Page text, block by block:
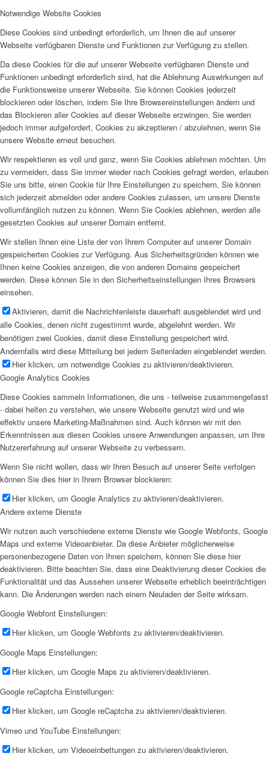
Notwendige Website Cookies
Diese Cookies sind unbedingt erforderlich, um Ihnen die auf unserer
Webseite verfügbaren Dienste und Funktionen zur Verfügung zu stellen.
Da diese Cookies für die auf unserer Webseite verfügbaren Dienste und
Funktionen unbedingt erforderlich sind, hat die Ablehnung Auswirkungen auf
die Funktionsweise unserer Webseite. Sie können Cookies jederzeit
blockieren oder löschen, indem Sie Ihre Browsereinstellungen ändern und
das Blockieren aller Cookies auf dieser Webseite erzwingen. Sie werden
jedoch immer aufgefordert, Cookies zu akzeptieren / abzulehnen, wenn Sie
unsere Website erneut besuchen.
Wir respektieren es voll und ganz, wenn Sie Cookies ablehnen möchten. Um
zu vermeiden, dass Sie immer wieder nach Cookies gefragt werden, erlauben
Sie uns bitte, einen Cookie für Ihre Einstellungen zu speichern. Sie können
sich jederzeit abmelden oder andere Cookies zulassen, um unsere Dienste
vollumfänglich nutzen zu können. Wenn Sie Cookies ablehnen, werden alle
gesetzten Cookies auf unserer Domain entfernt.
Wir stellen Ihnen eine Liste der von Ihrem Computer auf unserer Domain
gespeicherten Cookies zur Verfügung. Aus Sicherheitsgründen können wie
Ihnen keine Cookies anzeigen, die von anderen Domains gespeichert
werden. Diese können Sie in den Sicherheitseinstellungen Ihres Browsers
einsehen.
Aktivieren, damit die Nachrichtenleiste dauerhaft ausgeblendet wird und
alle Cookies, denen nicht zugestimmt wurde, abgelehnt werden. Wir
benötigen zwei Cookies, damit diese Einstellung gespeichert wird.
Andernfalls wird diese Mitteilung bei jedem Seitenladen eingeblendet werden.
Hier klicken, um notwendige Cookies zu aktivieren/deaktivieren.
Google Analytics Cookies
Diese Cookies sammeln Informationen, die uns - teilweise zusammengefasst
- dabei helfen zu verstehen, wie unsere Webseite genutzt wird und wie
effektiv unsere Marketing-Maßnahmen sind. Auch können wir mit den
Erkenntnissen aus diesen Cookies unsere Anwendungen anpassen, um Ihre
Nutzererfahrung auf unserer Webseite zu verbessern.
Wenn Sie nicht wollen, dass wir Ihren Besuch auf unserer Seite verfolgen
können Sie dies hier in Ihrem Browser blockieren:
Hier klicken, um Google Analytics zu aktivieren/deaktivieren.
Andere externe Dienste
Wir nutzen auch verschiedene externe Dienste wie Google Webfonts, Google
Maps und externe Videoanbieter. Da diese Anbieter möglicherweise
personenbezogene Daten von Ihnen speichern, können Sie diese hier
deaktivieren. Bitte beachten Sie, dass eine Deaktivierung dieser Cookies die
Funktionalität und das Aussehen unserer Webseite erheblich beeinträchtigen
kann. Die Änderungen werden nach einem Neuladen der Seite wirksam.
Google Webfont Einstellungen:
Hier klicken, um Google Webfonts zu aktivieren/deaktivieren.
Google Maps Einstellungen:
Hier klicken, um Google Maps zu aktivieren/deaktivieren.
Google reCaptcha Einstellungen:
Hier klicken, um Google reCaptcha zu aktivieren/deaktivieren.
Vimeo und YouTube Einstellungen:
Hier klicken, um Videoeinbettungen zu aktivieren/deaktivieren.